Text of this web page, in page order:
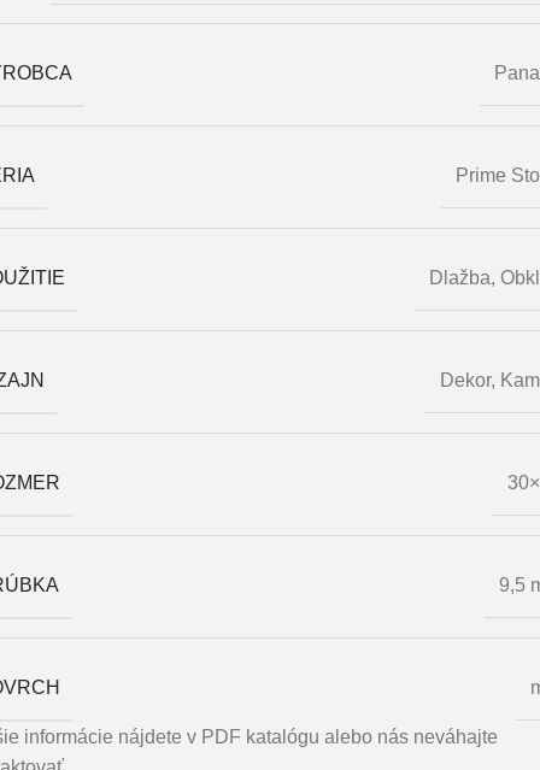
Prime
Dlažba,
Dekor,
9,5
informácie nájdete v PDF katalógu alebo nás neváhajte